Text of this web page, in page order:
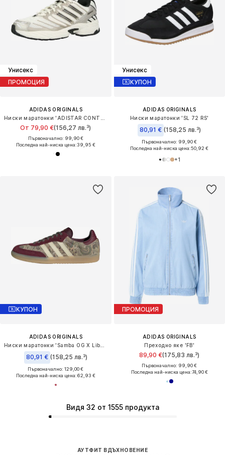
Унисекс
ПРОМОЦИЯ
ADIDAS ORIGINALS
От 79,90 €(156,27 лв.³)
Първоначално: 99,90 €
Последна най-ниска цена:39,95 €
Унисекс
КУПОН
ADIDAS ORIGINALS
Ниски маратонки 'SL 72 RS'
80,91 € (158,25 лв.³)
Първоначално: 99,90 €
Последна най-ниска цена:50,92 €
+1
КУПОН
ADIDAS ORIGINALS
80,91 € (158,25 лв.³)
Първоначално: 129,00 €
Последна най-ниска цена:62,93 €
ПРОМОЦИЯ
ADIDAS ORIGINALS
Преходно яке 'FB'
89,90 €(175,83 лв.³)
Първоначално: 99,90 €
Последна най-ниска цена:74,90 €
Видя 32 от 1555 продукта
АУТФИТ ВДЪХНОВЕНИЕ